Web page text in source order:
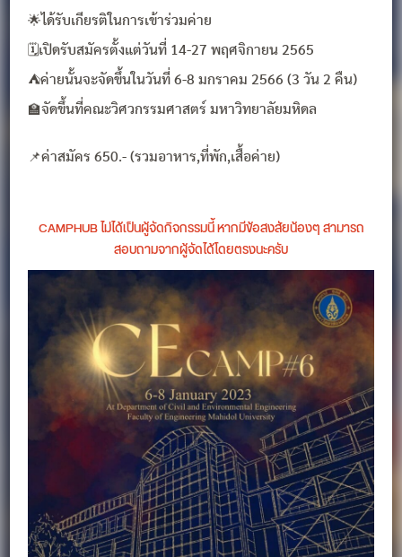
🌟ได้รับเกียรติในการเข้าร่วมค่าย
🗓เปิดรับสมัครตั้งแต่วันที่ 14-27 พฤศจิกายน 2565
⛺ค่ายนั้นจะจัดขึ้นในวันที่ 6-8 มกราคม 2566 (3 วัน 2 คืน)
🏫จัดขึ้นที่คณะวิศวกรรมศาสตร์ มหาวิทยาลัยมหิดล
📌ค่าสมัคร 650.- (รวมอาหาร,ที่พัก,เสื้อค่าย)
CAMPHUB ไม่ได้เป็นผู้จัดกิจกรรมนี้ หากมีข้อสงสัยน้องๆ สามารถ
สอบถามจากผู้จัดได้โดยตรงนะครับ